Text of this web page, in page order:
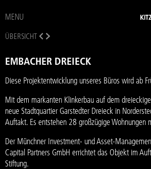
MENU
ÜBERSICHT
EMBACHER DREIECK
Diese Projektentwicklung unseres Büros wird ab
Mit dem markanten Klinkerbau auf dem
neue Stadtquartier Garstedter Dreieck in
Auftakt. Es entstehen 28 großzügige Wohnungen
Der Münchner Investment- und Asset-
Capital Partners GmbH errichtet das Objekt im
Stiftung.